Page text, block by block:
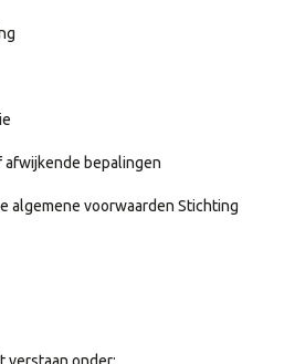
bepalingen
algemene voorwaarden Stichting